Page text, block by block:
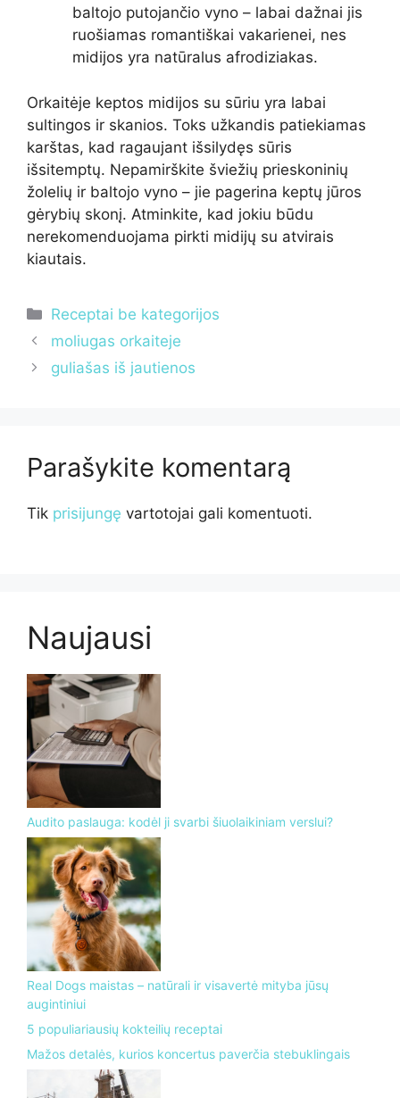
baltojo putojančio vyno – labai dažnai jis
ruošiamas romantiškai vakarienei, nes
midijos yra natūralus afrodiziakas.
Orkaitėje keptos midijos su sūriu yra labai
sultingos ir skanios. Toks užkandis patiekiamas
karštas, kad ragaujant išsilydęs sūris
išsitemptų. Nepamirškite šviežių prieskoninių
žolelių ir baltojo vyno – jie pagerina keptų jūros
gėrybių skonį. Atminkite, kad jokiu būdu
nerekomenduojama pirkti midijų su atvirais
kiautais.
Kategorijos
Receptai be kategorijos
moliugas orkaiteje
guliašas iš jautienos
Parašykite komentarą
Tik prisijungę vartotojai gali komentuoti.
Naujausi
Audito paslauga: kodėl ji svarbi šiuolaikiniam verslui?
Real Dogs maistas – natūrali ir visavertė mityba jūsų
augintiniui
5 populiariausių kokteilių receptai
Mažos detalės, kurios koncertus paverčia stebuklingais